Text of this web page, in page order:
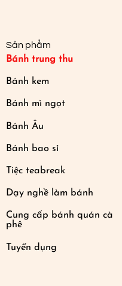
Sản phẩm
Bánh trung thu
Bánh kem
Bánh mì ngọt
Bánh Âu
Bánh bao sỉ
Tiệc teabreak
Dạy nghề làm bánh
Cung cấp bánh quán cà
phê
Tuyển dụng